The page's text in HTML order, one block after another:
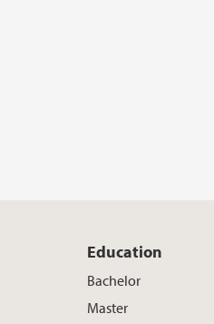
Education
Bachelor
Master